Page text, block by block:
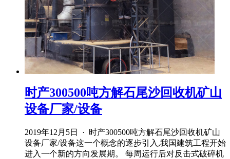
时产300500吨方解石尾沙回收机矿山
设备厂家/设备
2019年12月5日 · 时产300500吨方解石尾沙回收机矿山
设备厂家/设备这一个概念的逐步引入,我国建筑工程开始
进入一个新的方向发展期。 每周运行后对反击式破碎机